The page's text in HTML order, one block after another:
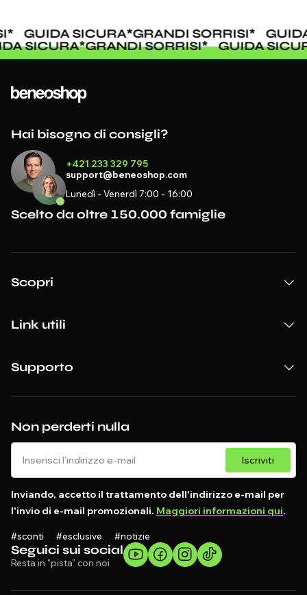
* GUIDA SICURA*GRANDI SORRISI*
SICURA*GRANDI SORRISI* GUIDA
Seguici sui social
Resta in "pista" con noi
Non perderti nulla
Iscriviti
Inviando, accetto il trattamento dell'indirizzo e-mail per
l'invio di e-mail promozionali. Maggiori informazioni qui.
#sconti #esclusive #notizie
Hai bisogno di consigli?
+421 233 329 795
support@beneoshop.com
Lunedì - Venerdì 7:00 - 16:00
Scelto da oltre 150.000 famiglie
Scopri
Link utili
Supporto